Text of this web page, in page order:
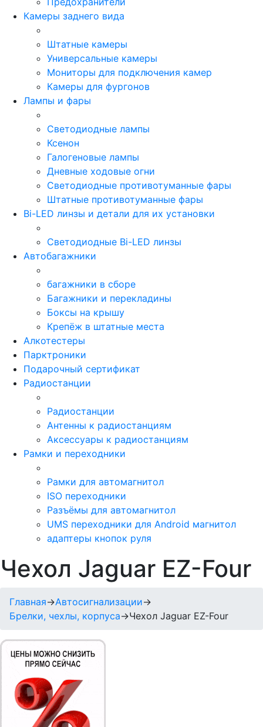
Камеры заднего вида
Штатные камеры
Универсальные камеры
Мониторы для подключения камер
Камеры для фургонов
Лампы и фары
Светодиодные лампы
Ксенон
Галогеновые лампы
Дневные ходовые огни
Светодиодные противотуманные фары
Штатные противотуманные фары
Bi-LED линзы и детали для их установки
Светодиодные Bi-LED линзы
Автобагажники
багажники в сборе
Багажники и перекладины
Боксы на крышу
Крепёж в штатные места
Алкотестеры
Парктроники
Подарочный сертификат
Радиостанции
Радиостанции
Антенны к радиостанциям
Аксессуары к радиостанциям
Рамки и переходники
Рамки для автомагнитол
ISO переходники
Разъёмы для автомагнитол
UMS переходники для Android магнитол
адаптеры кнопок руля
Чехол Jaguar EZ-Four
Главная→Автосигнализации→
Брелки, чехлы, корпуса→Чехол Jaguar EZ-Four